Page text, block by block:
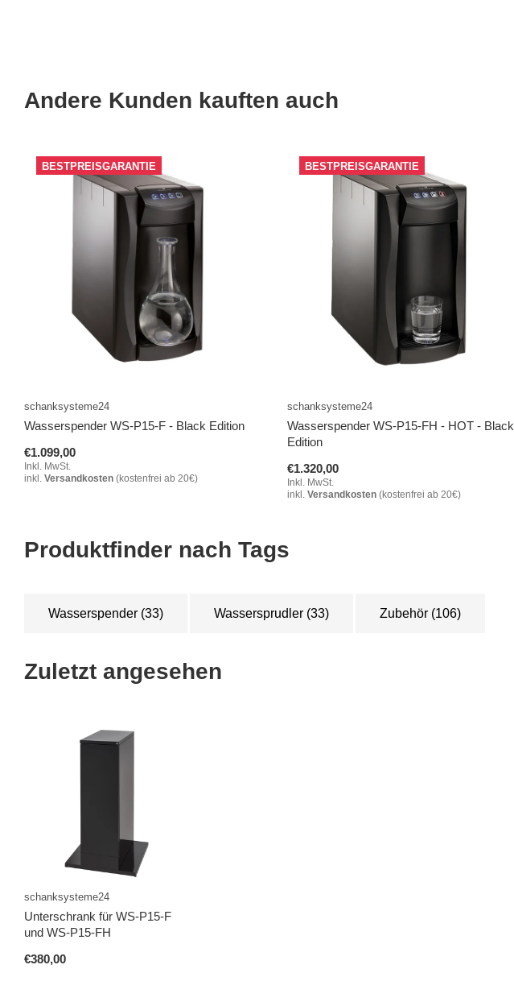
Andere Kunden kauften auch
BESTPREISGARANTIE
schanksysteme24
Wasserspender WS-P15-F - Black Edition
€1.099,00
Inkl. MwSt.
inkl. Versandkosten (kostenfrei ab 20€)
BESTPREISGARANTIE
schanksysteme24
Wasserspender WS-P15-FH - HOT - Black
Edition
€1.320,00
Inkl. MwSt.
inkl.Versandkosten (kostenfrei ab 20€)
Produktfinder nach Tags
Wasserspender (33) Wassersprudler (33) Zubehör (106)
Zuletzt angesehen
schanksysteme24
Unterschrank für WS-P15-F
und WS-P15-FH
€380,00